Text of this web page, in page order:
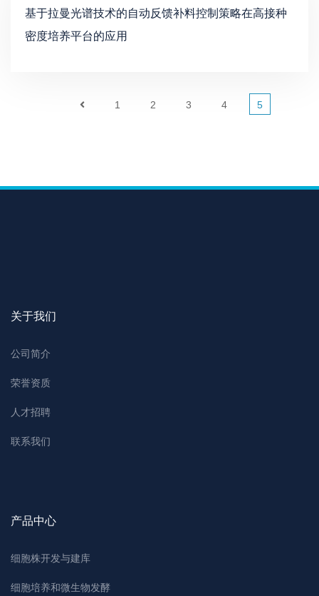
基于拉曼光谱技术的自动反馈补料控制策略在高接种
密度培养平台的应用
1 2 3 4 5
关于我们
公司简介
荣誉资质
人才招聘
联系我们
产品中心
细胞株开发与建库
细胞培养和微生物发酵